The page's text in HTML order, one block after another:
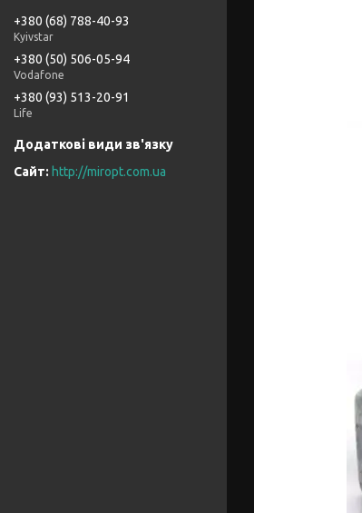
+380 (68) 788-40-93
Kyivstar
+380 (50) 506-05-94
Vodafone
+380 (93) 513-20-91
Life
http://miropt.com.ua